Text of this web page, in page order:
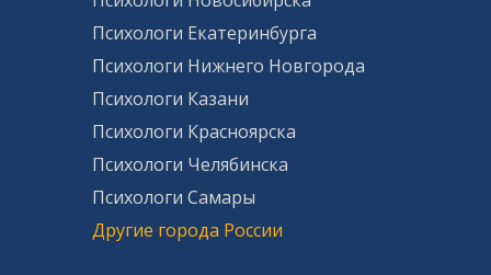
Психологи Екатеринбурга
Психологи Нижнего Новгорода
Психологи Казани
Психологи Красноярска
Психологи Челябинска
Психологи Самары
Другие города России